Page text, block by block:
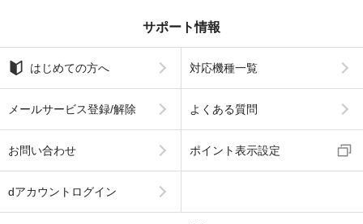
サポート情報
はじめての方へ 対応機種一覧
メールサービス登録/解除 よくある質問
お問い合わせ ポイント表示設定
dアカウントログイン